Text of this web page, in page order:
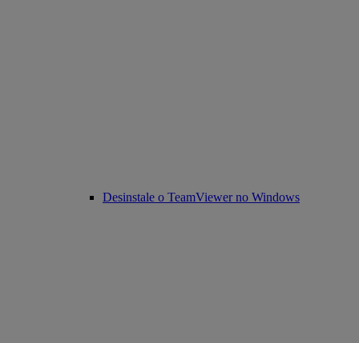
Desinstale o TeamViewer no Windows